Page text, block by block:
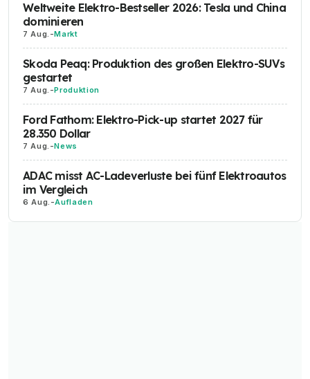
Weltweite Elektro-Bestseller 2026: Tesla und China
dominieren
7 Aug. -Markt
Skoda Peaq: Produktion des großen Elektro-SUVs
gestartet
7 Aug. -Produktion
Ford Fathom: Elektro-Pick-up startet 2027 für
28.350 Dollar
7 Aug. -News
ADAC misst AC-Ladeverluste bei fünf Elektroautos
im Vergleich
6 Aug. -Aufladen